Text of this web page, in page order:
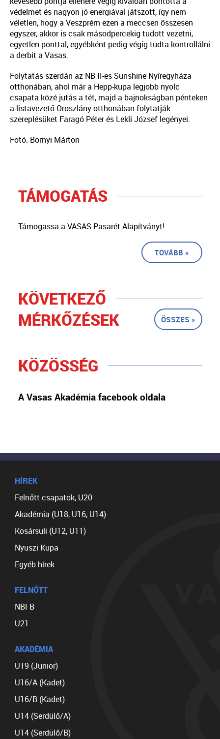
védelmet és nagyon jó energiával játszott, így nem
véletlen, hogy a Veszprém ezen a meccsen összesen
egyszer, akkor is csak másodpercekig tudott vezetni,
egyetlen ponttal, egyébként pedig végig tudta kontrollálni
a derbit a Vasas.
Folytatás szerdán az NB II-es Sunshine Nyíregyháza
otthonában, ahol már a Hepp-kupa legjobb nyolc
csapata közé jutás a tét, majd a bajnokságban pénteken
a listavezető Oroszlány otthonában folytatják
szereplésüket Faragó Péter és Lekli József legényei.
Fotó: Bornyi Márton
TÁMOGATÁS
Támogassa a VASAS-Pasarét Alapítványt!
TOVÁBB »
KÖVETKEZŐ
MÉRKŐZÉSEK
ÖSSZES »
KÖZÖSSÉG
A Vasas Akadémia facebook oldala
HÍREK
Felnőtt csapatok, U20
Akadémia (U18, U16, U14)
Kosársuli (U12, U11)
Nyuszi Kupa
Egyéb hírek
FELNŐTT
NBI B
U21
AKADÉMIA
U19 (Junior)
U16/A (Kadet)
U16/B (Kadet)
U14 (Serdülő/A)
U14 (Serdülő/B)